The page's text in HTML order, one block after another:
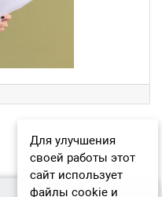
Для улучшения
своей работы этот
сайт использует
файлы cookie и